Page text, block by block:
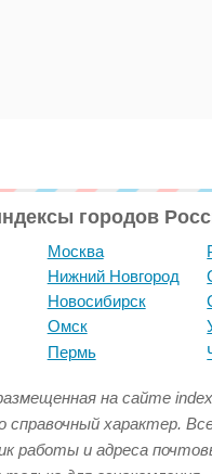
городов
Москва
Нижний Новгород
Новосибирск
Омск
Пермь
на сайте
справочный характер.
работы и адреса